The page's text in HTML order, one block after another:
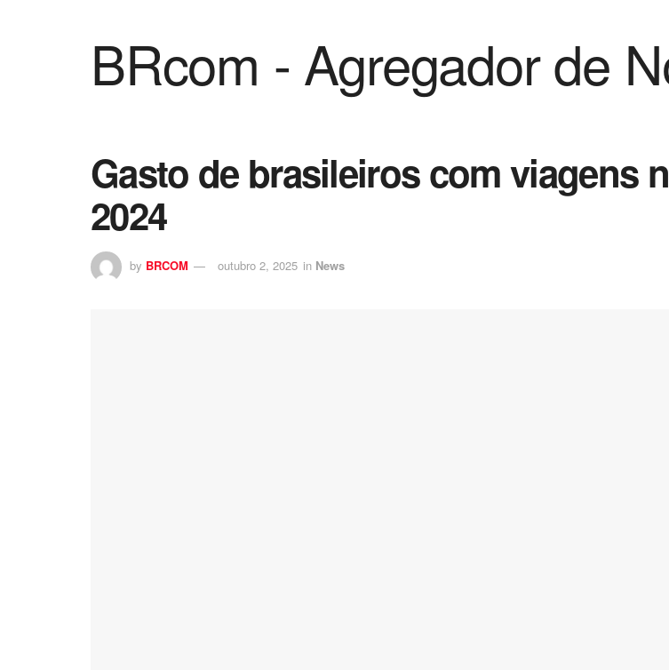
BRcom - Agregador de
Gasto de brasileiros com viagens
2024
by BRCOM outubro 2, 2025 in News